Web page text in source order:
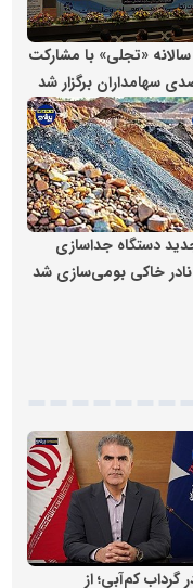
«تجلی» با مشارکت
دستگاه جداسازی
نادر خاکی بومی‌سازی شد
پایگاه اطلاع رسانی معدن
گرداب کم‌آبی؛ از
پایگاه اطلاع رسانی معدن